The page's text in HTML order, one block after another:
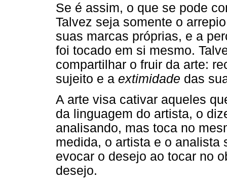
Se é assim, o que se pode
Talvez seja somente o
suas marcas próprias, e a
foi tocado em si mesmo.
compartilhar o fruir da arte:
sujeito e a extimidade das
A arte visa cativar aqueles
da linguagem do artista, o
analisando, mas toca no
medida, o artista e o analista
evocar o desejo ao tocar no
desejo.